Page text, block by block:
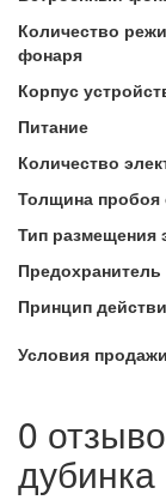
Количество
фонаря
Корпус
Питание
Количество
Толщина
Тип размещения
Предохранитель
Принцип
Условия продажи
0